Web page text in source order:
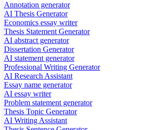
Annotation generator
AI Thesis Generator
Economics essay writer
Thesis Statement Generator
AI abstract generator
Dissertation Generator
AI statement generator
Professional Writing Generator
AI Research Assistant
Essay name generator
AI essay writer
Problem statement generator
Thesis Topic Generator
AI Writing Assistant